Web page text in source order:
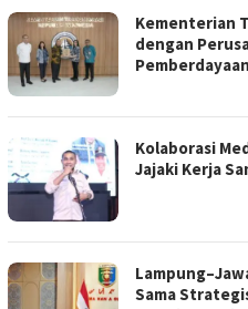
Kementerian
dengan
Kolaborasi
Jajaki Kerja
Sama